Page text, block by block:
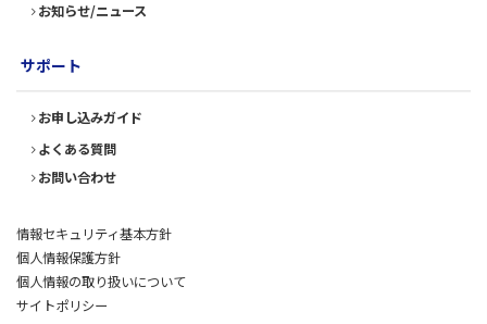
お知らせ/ニュース
サポート
お申し込みガイド
よくある質問
お問い合わせ
情報セキュリティ基本方針
個人情報保護方針
個人情報の取り扱いについて
サイトポリシー